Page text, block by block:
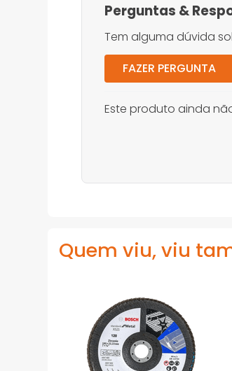
Perguntas &
Tem alguma dúvida
FAZER PERGUNTA
Este produto ainda
Quem viu, viu